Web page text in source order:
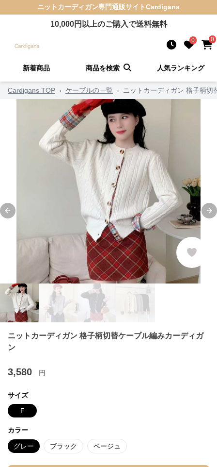
ニットカーディガン専門通販サイトCardigans
10,000円以上のご購入で送料無料
0 0
新着商品 商品を検索 人気ランキング
Cardigans TOP › ケーブルの一覧 › ニットカーディガン 格子柄
Previous slide
ニットカーディガン 格子柄切替ケーブル編みカーディガ
ン
3,580 円
サイズ
F
カラー
グレー ブラック ベージュ